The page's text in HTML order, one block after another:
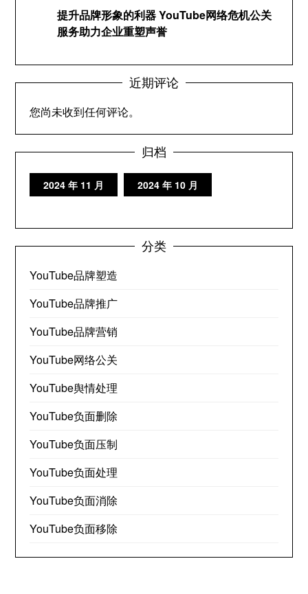
提升品牌形象的利器 YouTube网络危机公关
服务助力企业重塑声誉
近期评论
您尚未收到任何评论。
归档
2024 年 11 月 2024 年 10 月
分类
YouTube品牌塑造
YouTube品牌推广
YouTube品牌营销
YouTube网络公关
YouTube舆情处理
YouTube负面删除
YouTube负面压制
YouTube负面处理
YouTube负面消除
YouTube负面移除